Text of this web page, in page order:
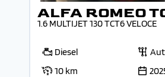
ALFA ROMEO
1.6 MULTIJET 130 TCT6 VELOCE
Diesel
10 km